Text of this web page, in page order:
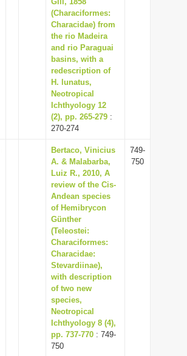
(Characiformes:
Characidae) from
the rio Madeira
and rio Paraguai
basins, with a
redescription of
H. lunatus,
Neotropical
Ichthyology 12
(2), pp. 265-279 :
270-274
Bertaco, Vinicius
A. & Malabarba,
Luiz R., 2010, A
review of the Cis-
Andean species
of Hemibrycon
Günther
(Teleostei:
Characiformes:
Characidae:
Stevardiinae),
with description
of two new
species,
Neotropical
Ichthyology 8 (4),
pp. 737-770 : 749-
750
749-
750